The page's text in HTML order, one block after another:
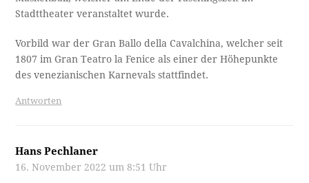
Stadttheater veranstaltet wurde.
Vorbild war der Gran Ballo della Cavalchina, welcher seit
1807 im Gran Teatro la Fenice als einer der Höhepunkte
des venezianischen Karnevals stattfindet.
Antworten
Hans Pechlaner
16. November 2022 um 8:51 Uhr